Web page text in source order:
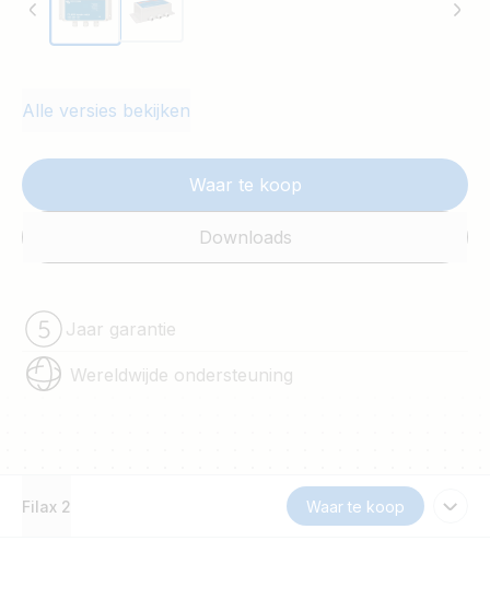
Alle versies bekijken
Waar te koop
Downloads
Jaar garantie
Wereldwijde ondersteuning
Filax 2 Waar te koop